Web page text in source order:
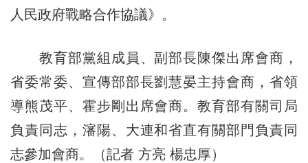
人民政府戰略合作協議》。
教育部黨組成員、副部長陳傑出席會商，
省委常委、宣傳部部長劉慧晏主持會商，省領
導熊茂平、霍步剛出席會商。教育部有關司局
負責同志，瀋陽、大連和省直有關部門負責同
志參加會商。（記者 方亮 楊忠厚）